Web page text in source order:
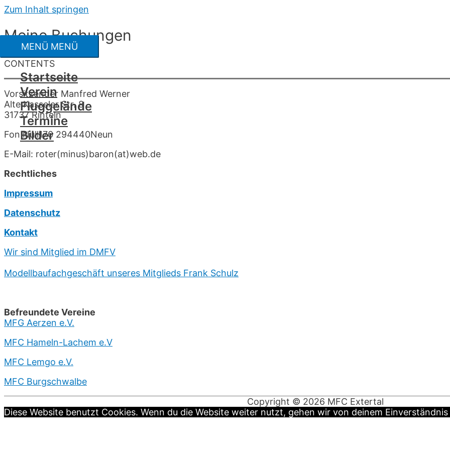
Zum Inhalt springen
MENÜ MENÜ
Startseite
Verein
Fluggelände
Termine
Bilder
Meine Buchungen
CONTENTS
Vorsitzender Manfred Werner
Alte Kasseler Str. 8
31737 Rinteln
Fon Null170 294440Neun
E-Mail: roter(minus)baron(at)web.de
Rechtliches
Impressum
Datenschutz
Kontakt
Wir sind Mitglied im DMFV
Modellbaufachgeschäft unseres Mitglieds Frank Schulz
Befreundete Vereine
MFG Aerzen e.V.
MFC Hameln-Lachem e.V
MFC Lemgo e.V.
MFC Burgschwalbe
Copyright © 2026 MFC Extertal
Diese Website benutzt Cookies. Wenn du die Website weiter nutzt, gehen wir von deinem Einverständnis